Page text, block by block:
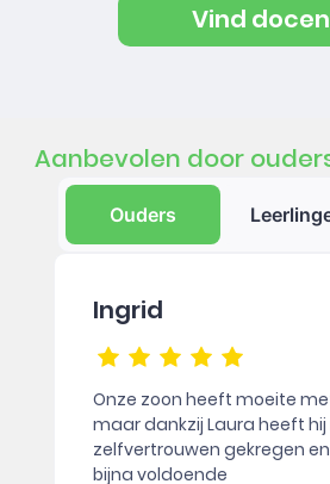
Vind
Aanbevolen door
Ouders
Ingrid
Onze zoon heeft moeite
maar dankzij Laura heeft
zelfvertrouwen gekregen
bijna voldoende